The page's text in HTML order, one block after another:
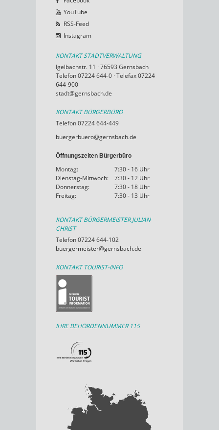
YouTube
RSS-Feed
Instagram
KONTAKT STADTVERWALTUNG
Igelbachstr. 11 · 76593 Gernsbach
Telefon 07224 644-0 · Telefax 07224
644-900
stadt@gernsbach.de
KONTAKT BÜRGERBÜRO
Telefon 07224 644-449
buergerbuero@gernsbach.de
Öffnungszeiten Bürgerbüro
Montag:
7:30 - 16 Uhr
Dienstag-Mittwoch:
7:30 - 12 Uhr
Donnerstag:
7:30 - 18 Uhr
Freitag:
7:30 - 13 Uhr
KONTAKT BÜRGERMEISTER JULIAN
CHRIST
Telefon 07224 644-102
buergermeister@gernsbach.de
KONTAKT TOURIST-INFO
IHRE BEHÖRDENNUMMER 115